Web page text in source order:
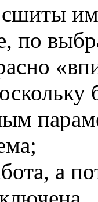
по
а